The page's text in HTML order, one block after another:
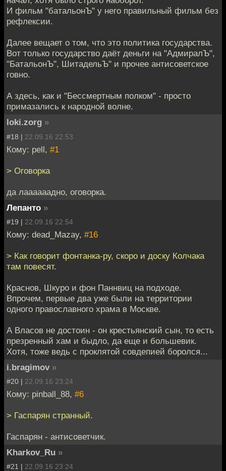
И фильм "батальонЪ" у него правильный фильм без
рефлексии.
Далее вещает о том, что это политика государства.
Вот только государство даёт деньги на "АдмиралЪ",
"БатальонЪ", ШитадельЪ" и прочее антисоветское
говно.
А здесь, как и "Бессмертным полком" - просто
примазались к народной волне.
loki.zorg »
#18 | 22.09.16 22:53
Кому: pell, #1
> Оговорка
да лаааааадно, оговорка.
Лепанто »
#19 | 22.09.16 22:54
Кому: dead_Mazay, #16
> Как говорит фонтанка-ру, скоро и доску Колчака
там повесят.
Краснов, Шкуро и фон Паннвиц на подходе.
Впрочем, первые два уже были на территории
одного православного храма в Москве.
А Власов не достоин - он крестьянский сын, то есть
презренный хам и быдло, да еще и большевик.
Хотя, тоже ведь с проклятой совдепией боролся...
i.bragimov »
#20 | 22.09.16 23:24
Кому: pinball_88, #6
> Гаспарян странный.
Гаспарян - антисоветчик.
Kharkov_Ru »
#21 | 22.09.16 23:24